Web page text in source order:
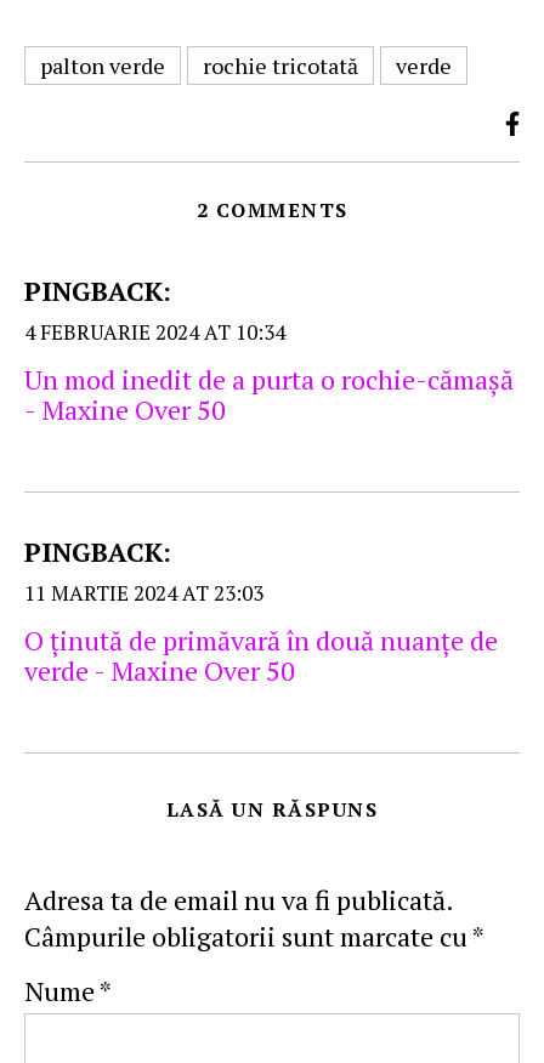
palton verde rochie tricotată verde
2 COMMENTS
PINGBACK:
4 FEBRUARIE 2024 AT 10:34
Un mod inedit de a purta o rochie-cămaşă
- Maxine Over 50
PINGBACK:
11 MARTIE 2024 AT 23:03
O ţinută de primăvară în două nuanţe de
verde - Maxine Over 50
LASĂ UN RĂSPUNS
Adresa ta de email nu va fi publicată.
Câmpurile obligatorii sunt marcate cu *
Nume *